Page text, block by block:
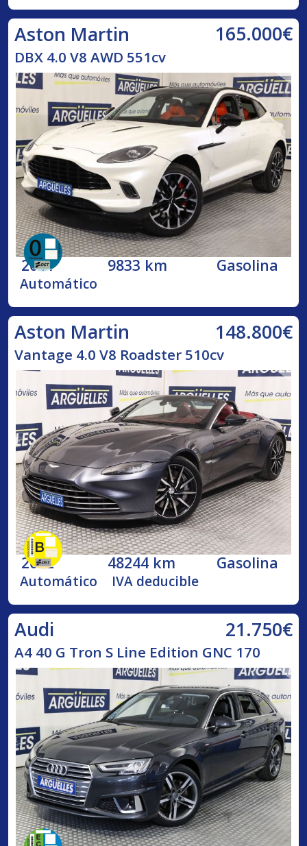
Aston Martin 165.000€
DBX 4.0 V8 AWD 551cv
2021 9833 km Gasolina
Automático
Aston Martin 148.800€
Vantage 4.0 V8 Roadster 510cv
2022 48244 km Gasolina
Automático IVA deducible
Audi 21.750€
A4 40 G Tron S Line Edition GNC 170